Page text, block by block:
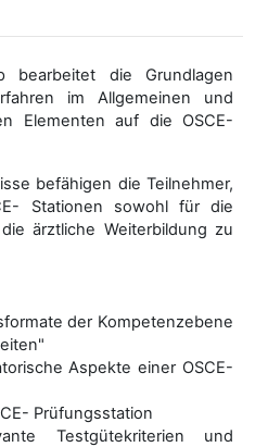
bearbeitet die Grundlagen
im Allgemeinen und
Elementen auf die OSCE-
befähigen die Teilnehmer,
Stationen sowohl für die
ärztliche Weiterbildung zu
der Kompetenzebene
Aspekte einer OSCE-
Prüfungsstation
Testgütekriterien und